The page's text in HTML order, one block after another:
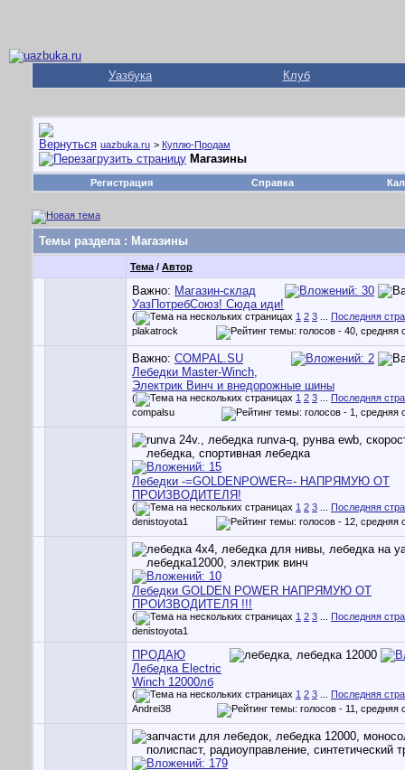
Уазбука Клуб
uazbuka.ru > Куплю-Продам
Магазины
Регистрация Справка
Темы раздела: Магазины
Тема / Автор
Важно: Магазин-склад
УазПотребСоюз! Сюда иди!
( 1 2 3
Последняя
plakatrock
Важно: COMPAL.SU
Лебедки Master-Winch,
Электрик Винч и внедорожные шины
( 1 2 3
Последняя
compalsu
Лебедки -=GOLDENPOWER=- НАПРЯМУЮ ОТ
ПРОИЗВОДИТЕЛЯ!
( 1 2 3
Последняя
denistoyota1
Лебедки GOLDEN POWER НАПРЯМУЮ ОТ
ПРОИЗВОДИТЕЛЯ !!!
( 1 2 3
Последняя
denistoyota1
ПРОДАЮ
Лебедка Electric
Winch 12000лб
( 1 2 3
Последняя
Andrei38